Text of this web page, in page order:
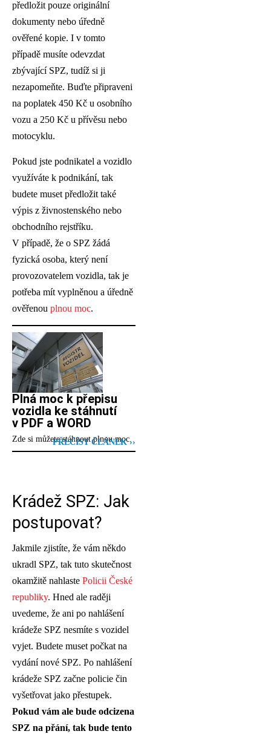
předložit pouze originální
dokumenty nebo úředně
ověřené kopie. I v tomto
případě musíte odevzdat
zbývající SPZ, tudíž si ji
nezapomeňte. Buďte připraveni
na poplatek 450 Kč u osobního
vozu a 250 Kč u přívěsu nebo
motocyklu.
Pokud jste podnikatel a vozidlo
využíváte k podnikání, tak
budete muset předložit také
výpis z živnostenského nebo
obchodního rejstříku.
V případě, že o SPZ žádá
fyzická osoba, který není
provozovatelem vozidla, tak je
potřeba mít vyplněnou a úředně
ověřenou plnou moc.
Plná moc k přepisu
vozidla ke stáhnutí
v PDF a WORD
Zde si můžete stáhnout plnou moc.
PŘEČÍST ČLÁNEK ››
Krádež SPZ: Jak
postupovat?
Jakmile zjistíte, že vám někdo
ukradl SPZ, tak tuto skutečnost
okamžitě nahlaste Policii České
republiky. Hned ale raději
uvedeme, že ani po nahlášení
krádeže SPZ nesmíte s vozidel
vyjet. Budete muset počkat na
vydání nové SPZ. Po nahlášení
krádeže SPZ začne policie čin
vyšetřovat jako přestupek.
Pokud vám ale bude odcizena
SPZ na přání, tak bude tento